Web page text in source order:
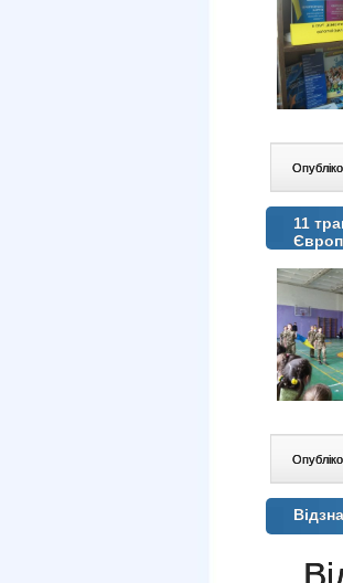
11